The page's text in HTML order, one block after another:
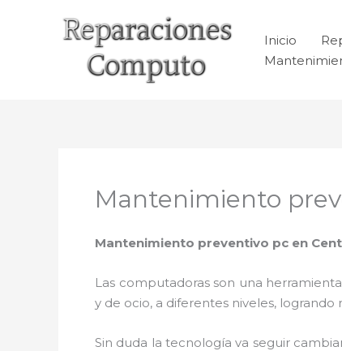
Inicio
Mantenimiento
Mantenimiento preventivo pc en
Las computadoras son una
y de ocio, a diferentes niveles,
Sin duda la tecnología va seguir